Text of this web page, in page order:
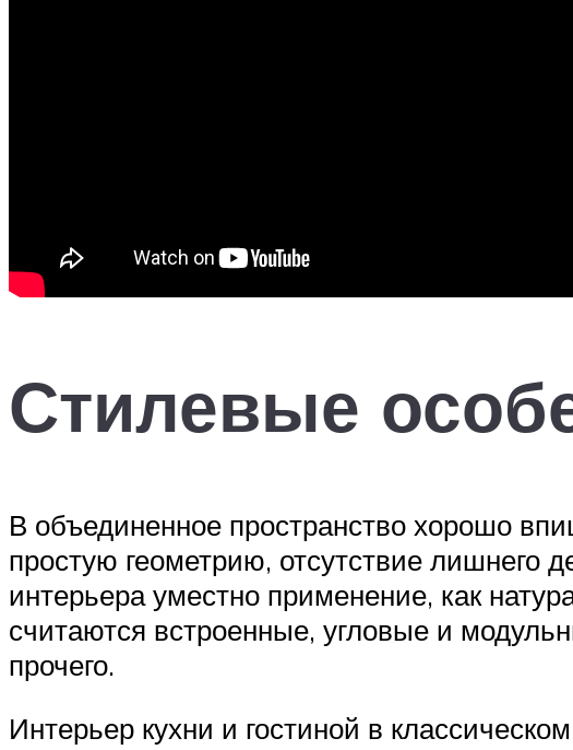
Стилевые
В объединенное пространство хорошо
простую геометрию, отсутствие лишнего
интерьера уместно применение, как
считаются встроенные, угловые и
прочего.
Интерьер кухни и гостиной в